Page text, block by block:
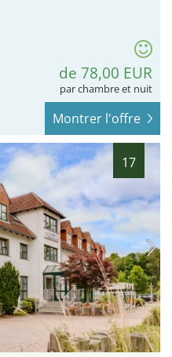
de 78,00 EUR
par chambre et nuit
Montrer l'offre
17